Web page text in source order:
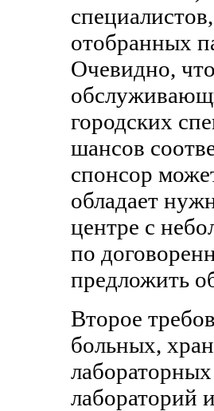
отобранных
Очевидно,
городских
шансов
спонсор
обладает
центре с
по
предложить
Второе
больных,
лабораторий